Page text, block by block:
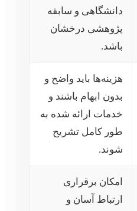
دانشگاهی و سابقه
پژوهشی درخشان
باشد.
هزینه‌ها باید واضح و
بدون ابهام باشند و
خدمات ارائه شده به
طور کامل تشریح
شوند.
امکان برقراری
ارتباط آسان و